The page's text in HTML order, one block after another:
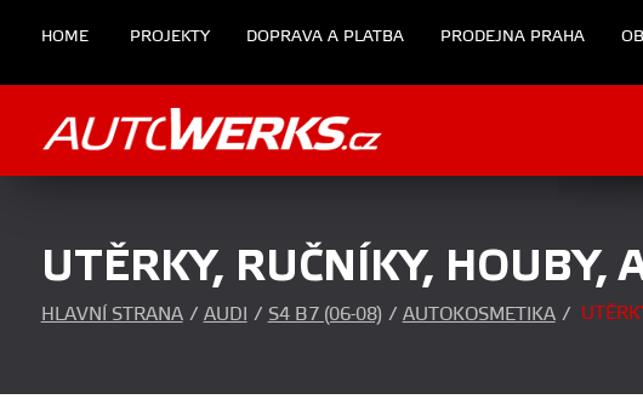
HOME PROJEKTY DOPRAVA A PLATBA PRODEJNA PRAHA
UTĚRKY, RUČNÍKY, HOUBY,
HLAVNÍ STRANA / AUDI / S4 B7 (06-08) / AUTOKOSMETIKA /